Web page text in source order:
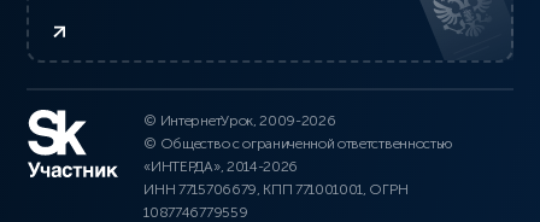
© ИнтернетУрок, 2009-2026
© Общество с ограниченной ответственностью
«ИНТЕРДА», 2014-2026
ИНН 7715706679, КПП 771001001, ОГРН
1087746779559